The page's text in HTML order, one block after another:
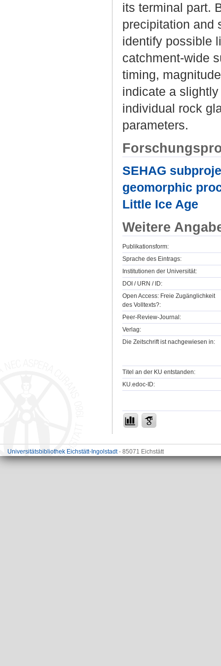
its terminal part.
precipitation and
identify possible
catchment-wide
timing,
indicate a
individual rock
parameters.
SEHAG
geomorphic
Little Ice Age
Weitere
Publikationsform:
Sprache des Eintrags:
Institutionen der Universität:
DOI / URN / ID:
Open Access: Freie Zugänglichkeit
des Volltexts?:
Peer-Review-Journal:
Verlag:
Die Zeitschrift ist nachgewiesen in:
Titel an der KU entstanden:
KU.edoc-ID:
Universitätsbibliothek Eichstätt-Ingolstadt- 85071 Eichstätt